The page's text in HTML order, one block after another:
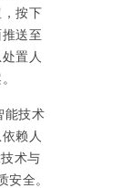
按下
送至
置人
能技术
赖人
术与
安全。